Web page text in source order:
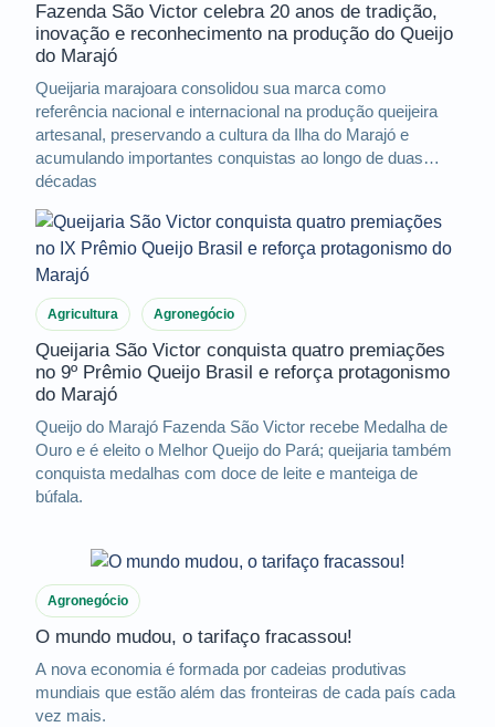
Fazenda São Victor celebra 20 anos de tradição,
inovação e reconhecimento na produção do Queijo
do Marajó
Queijaria marajoara consolidou sua marca como
referência nacional e internacional na produção queijeira
artesanal, preservando a cultura da Ilha do Marajó e
acumulando importantes conquistas ao longo de duas
décadas
Agricultura Agronegócio
Queijaria São Victor conquista quatro premiações
no 9º Prêmio Queijo Brasil e reforça protagonismo
do Marajó
Queijo do Marajó Fazenda São Victor recebe Medalha de
Ouro e é eleito o Melhor Queijo do Pará; queijaria também
conquista medalhas com doce de leite e manteiga de
búfala.
Agronegócio
O mundo mudou, o tarifaço fracassou!
A nova economia é formada por cadeias produtivas
mundiais que estão além das fronteiras de cada país cada
vez mais.